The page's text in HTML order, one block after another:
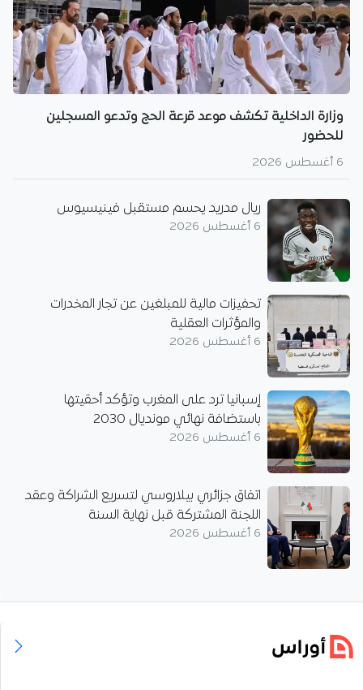
وزارة الداخلية تكشف موعد قرعة الحج وتدعو المسجلين
للحضور
6 أغسطس 2026
ريال مدريد يحسم مستقبل فينيسيوس
6 أغسطس 2026
تحفيزات مالية للمبلغين عن تجار المخدرات
والمؤثرات العقلية
6 أغسطس 2026
إسبانيا ترد على المغرب وتؤكد أحقيتها
باستضافة نهائي مونديال 2030
6 أغسطس 2026
اتفاق جزائري بيلاروسي لتسريع الشراكة وعقد
اللجنة المشتركة قبل نهاية السنة
6 أغسطس 2026